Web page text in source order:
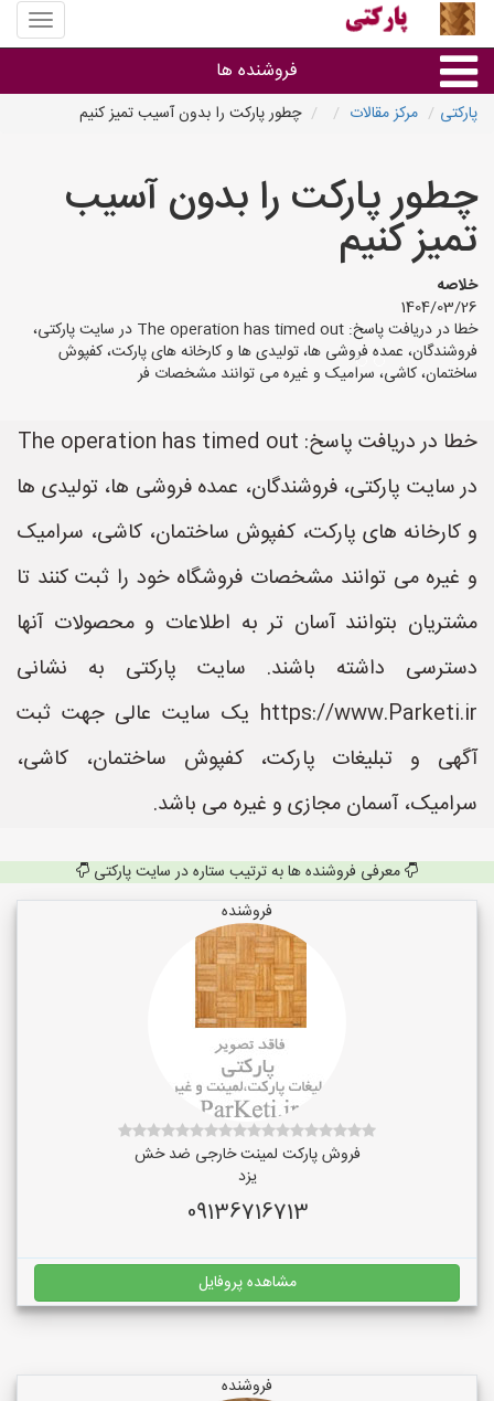
منوی
سایت
فروشنده ها
استان ها
پارکتی مرکز مقالات چطور پارکت را بدون آسیب تمیز کنیم
چطور پارکت را بدون آسیب
تمیز کنیم
خلاصه
1404/03/26
خطا در دریافت پاسخ: The operation has timed out در سایت پارکتی،
فروشندگان، عمده فروشی ها، تولیدی ها و کارخانه های پارکت، کفپوش
ساختمان، کاشی، سرامیک و غیره می توانند مشخصات فر
خطا در دریافت پاسخ: The operation has timed out
در سایت پارکتی، فروشندگان، عمده فروشی ها، تولیدی ها
و کارخانه های پارکت، کفپوش ساختمان، کاشی، سرامیک
و غیره می توانند مشخصات فروشگاه خود را ثبت کنند تا
مشتریان بتوانند آسان تر به اطلاعات و محصولات آنها
دسترسی داشته باشند. سایت پارکتی به نشانی
https://www.Parketi.ir یک سایت عالی جهت ثبت
آگهی و تبلیغات پارکت، کفپوش ساختمان، کاشی،
سرامیک، آسمان مجازی و غیره می باشد.
معرفی فروشنده ها به ترتیب ستاره در سایت پارکتی
فروشنده
فروش پارکت لمینت خارجی ضد خش
یزد
09136716713
مشاهده پروفایل
فروشنده